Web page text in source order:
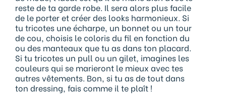
reste de ta garde robe. Il sera alors plus facile
de le porter et créer des looks harmonieux. Si
tu tricotes une écharpe, un bonnet ou un tour
de cou, choisis le coloris du fil en fonction du
ou des manteaux que tu as dans ton placard.
Si tu tricotes un pull ou un gilet, imagines les
couleurs qui se marieront le mieux avec tes
autres vêtements. Bon, si tu as de tout dans
ton dressing, fais comme il te plaît !